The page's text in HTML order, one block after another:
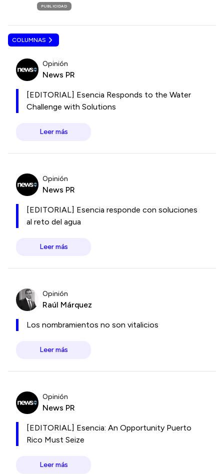
PUBLICIDAD
COLUMNAS
Opinión
News PR
[EDITORIAL] Esencia Responds to the Water
Challenge with Solutions
Leer más
Opinión
News PR
[EDITORIAL] Esencia responde con soluciones
al reto del agua
Leer más
Opinión
Raúl Márquez
Los nombramientos no son vitalicios
Leer más
Opinión
News PR
[EDITORIAL] Esencia: An Opportunity Puerto
Rico Must Seize
Leer más